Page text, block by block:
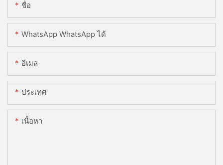
ชื่อ
WhatsApp WhatsApp ได้
อีเมล
ประเทศ
เนื้อหา